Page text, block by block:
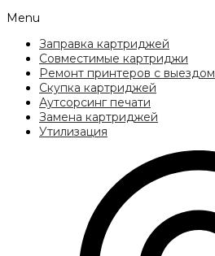
Menu
Заправка картриджей
Совместимые картриджи
Ремонт принтеров с выездом
Скупка картриджей
Аутсорсинг печати
Замена картриджей
Утилизация